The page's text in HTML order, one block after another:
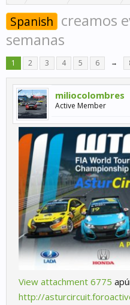
Spanish creamos
semanas
1 2 3 4 5 6 →
miliocolombres
Active Member
View attachment 6775
http://